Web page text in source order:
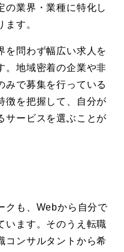
の業界・業種に特化し
す。
を問わず幅広い求人を
。地域密着の企業や非
みで募集を行っている
徴を把握して、自分が
サービスを選ぶことが
クも、Webから自分で
います。そのうえ転職
コンサルタントから希